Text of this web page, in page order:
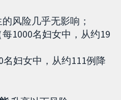
风险几乎无影响；
1000名妇女中，从约19
妇女中，从约111例降